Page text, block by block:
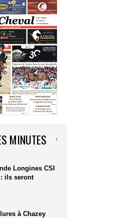
MINUTES
Longines CSI
ils seront
à Chazey